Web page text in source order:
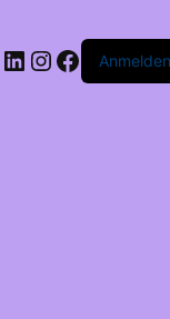
LinkedIn
Instagram
Anmelden